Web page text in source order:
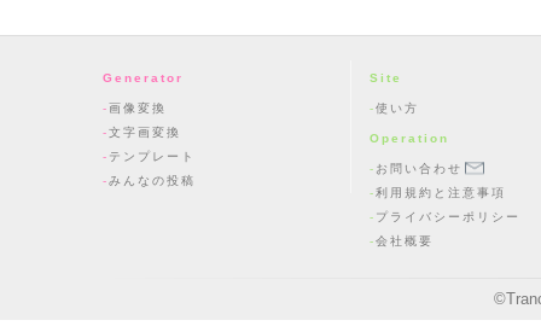
Generator
画像変換
文字画変換
テンプレート
みんなの投稿
Site
使い方
Operation
お問い合わせ
利用規約と注意事項
プライバシーポリシー
会社概要
©